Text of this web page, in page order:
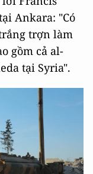
Ankara: "Có
trợn làm
gồm cả al-
tại Syria".